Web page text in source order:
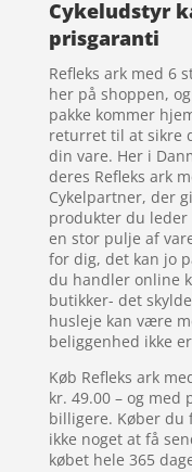
Cykeludstyr
prisgaranti
Refleks ark med 6
her på shoppen,
pakke kommer
returret til at sikre
din vare. Her i
deres Refleks ark
Cykelpartner, der
produkter du leder
en stor pulje af
for dig, det kan jo
du handler online
butikker- det
husleje kan være
beliggenhed ikke
Køb Refleks ark
kr. 49.00 – og
billigere. Køber du
ikke noget at få
købet hele 365